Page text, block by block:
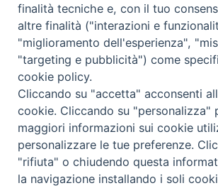
Copyright © 2019 - Tutti i
Trentina Editrice
Privacy Policy
finalità tecniche e, con il tuo
altre finalità ("interazioni e
"miglioramento dell'esperienza",
"targeting e pubblicità") come
cookie policy.
Cliccando su "accetta" acconsenti
cookie. Cliccando su "personalizza"
maggiori informazioni sui cookie
personalizzare le tue preferenze.
"rifiuta" o chiudendo questa
la navigazione installando i soli